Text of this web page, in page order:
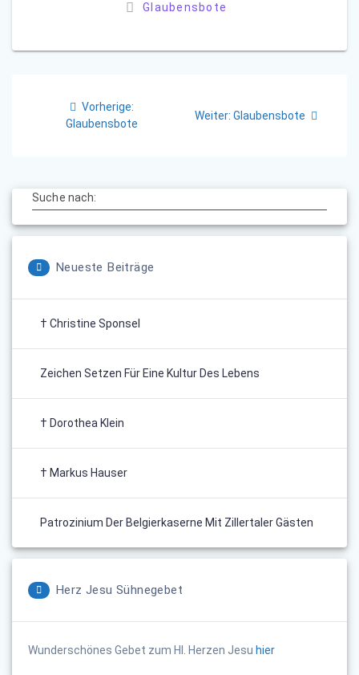
Glaubensbote
Vorherige:
Beitrag:
Glaubensbote
Weiter: Nächster
Glaubensbote
Suche nach:
Neueste Beiträge
† Christine Sponsel
Zeichen Setzen Für Eine Kultur Des Lebens
† Dorothea Klein
† Markus Hauser
Patrozinium Der Belgierkaserne Mit Zillertaler Gästen
Herz Jesu Sühnegebet
Wunderschönes Gebet zum Hl. Herzen Jesu hier